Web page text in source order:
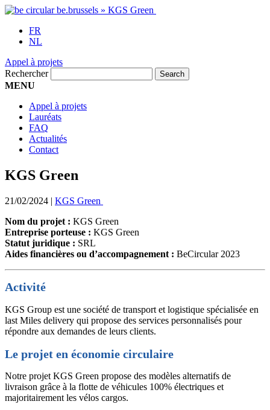
FR
NL
Appel à projets
Rechercher
MENU
Appel à projets
Lauréats
FAQ
Actualités
Contact
KGS Green
21/02/2024 | KGS Green
Nom du projet : KGS Green
Entreprise porteuse : KGS Green
Statut juridique : SRL
Aides financières ou d’accompagnement : BeCircular 2023
Activité
KGS Group est une société de transport et logistique spécialisée en
last Miles delivery qui propose des services personnalisés pour
répondre aux demandes de leurs clients.
Le projet en économie circulaire
Notre projet KGS Green propose des modèles alternatifs de
livraison grâce à la flotte de véhicules 100% électriques et
majoritairement les vélos cargos.